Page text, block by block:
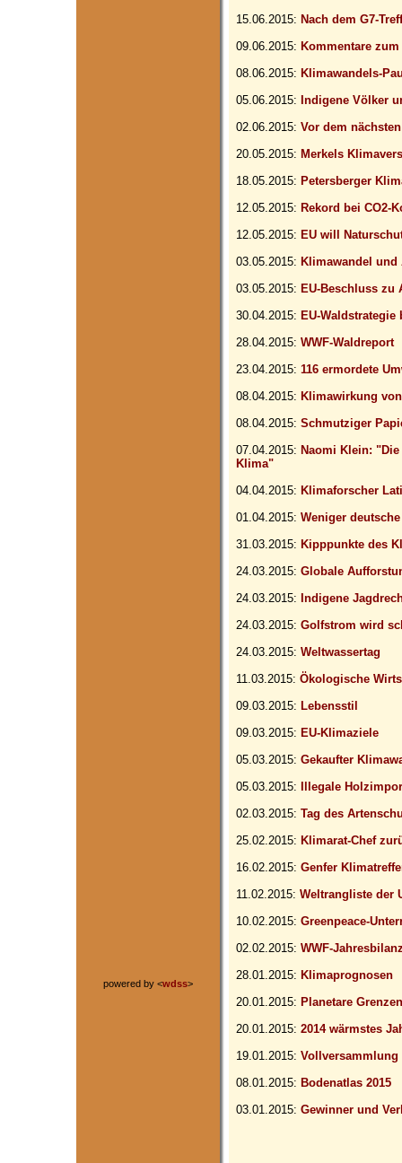
powered by <wdss>
15.06.2015: Nach dem G7-
09.06.2015: Kommentare zum
08.06.2015: Klimawandels-
05.06.2015: Indigene Völker
02.06.2015: Vor dem
20.05.2015: Merkels
18.05.2015: Petersberger
12.05.2015: Rekord bei CO2-
12.05.2015: EU will
03.05.2015: Klimawandel und
03.05.2015: EU-Beschluss zu
30.04.2015: EU-Waldstrategie
28.04.2015: WWF-Waldreport
23.04.2015: 116 ermordete
08.04.2015: Klimawirkung
08.04.2015: Schmutziger
07.04.2015: Naomi Klein:
Klima"
04.04.2015: Klimaforscher
01.04.2015: Weniger
31.03.2015: Kipppunkte des
24.03.2015: Globale
24.03.2015: Indigene
24.03.2015: Golfstrom wird
24.03.2015: Weltwassertag
11.03.2015: Ökologische
09.03.2015: Lebensstil
09.03.2015: EU-Klimaziele
05.03.2015: Gekaufter
05.03.2015:
Illegale
02.03.2015: Tag des
25.02.2015: Klimarat-Chef
16.02.2015: Genfer
11.02.2015: Weltrangliste der
10.02.2015: Greenpeace-
02.02.2015: WWF-
28.01.2015: Klimaprognosen
20.01.2015: Planetare
20.01.2015: 2014 wärmstes
19.01.2015: Vollversammlung
08.01.2015: Bodenatlas 2015
03.01.2015: Gewinner und